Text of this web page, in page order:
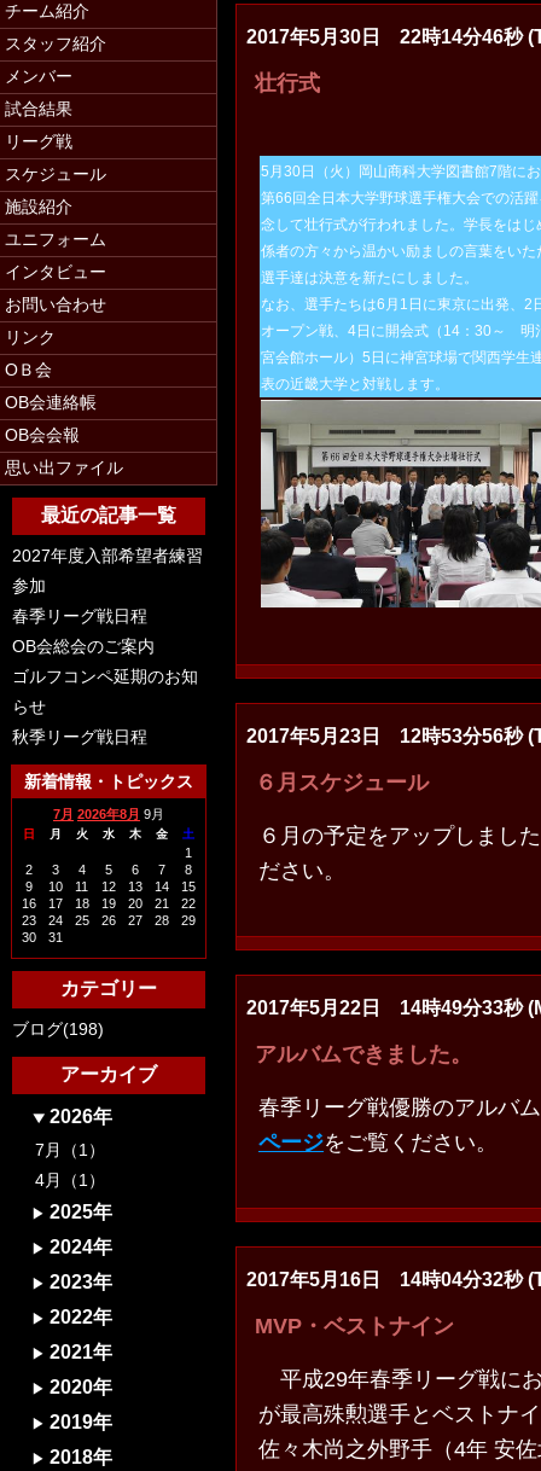
学生スタッフ募集（マネージャー・コ
2017年5月30日 22時14分46秒
壮行式
5月30日（火）岡山商科大学図書館7階に
第66回全日本大学野球選手権大会での活
念して壮行式が行われました。学長をはじ
係者の方々から温かい励ましの言葉をいた
選手達は決意を新たにしました。
なお、選手たちは6月1日に東京に出発、2
オープン戦、4日に開会式（14：30～ 明
宮会館ホール）5日に神宮球場で関西学生
表の近畿大学と対戦します。
2017年5月23日 12時53分56秒
６月スケジュール
６月の予定をアップしまし
ださい。
2017年5月22日 14時49分33秒
アルバムできました。
春季リーグ戦優勝のアルバ
ページをご覧ください。
2017年5月16日 14時04分32秒
MVP・ベストナイン
平成29年春季リーグ戦に
が最高殊勲選手とベストナ
佐々木尚之外野手（4年 安
チーム紹介
スタッフ紹介
メンバー
試合結果
リーグ戦
スケジュール
施設紹介
ユニフォーム
インタビュー
お問い合わせ
リンク
ОＢ会
OB会連絡帳
OB会会報
思い出ファイル
最近の記事一覧
2027年度入部希望者練習
参加
春季リーグ戦日程
OB会総会のご案内
ゴルフコンペ延期のお知
らせ
秋季リーグ戦日程
新着情報・トピックス
7月 2026年8月 9月
日 月 火 水 木 金 土
1
2
3 4 5 6 7
8
9
10 11 12 13 14
15
16
17 18 19 20 21
22
23
24 25 26 27 28
29
30
31
カテゴリー
ブログ(198)
アーカイブ
2026年
7月（1）
4月（1）
2025年
2024年
2023年
2022年
2021年
2020年
2019年
2018年